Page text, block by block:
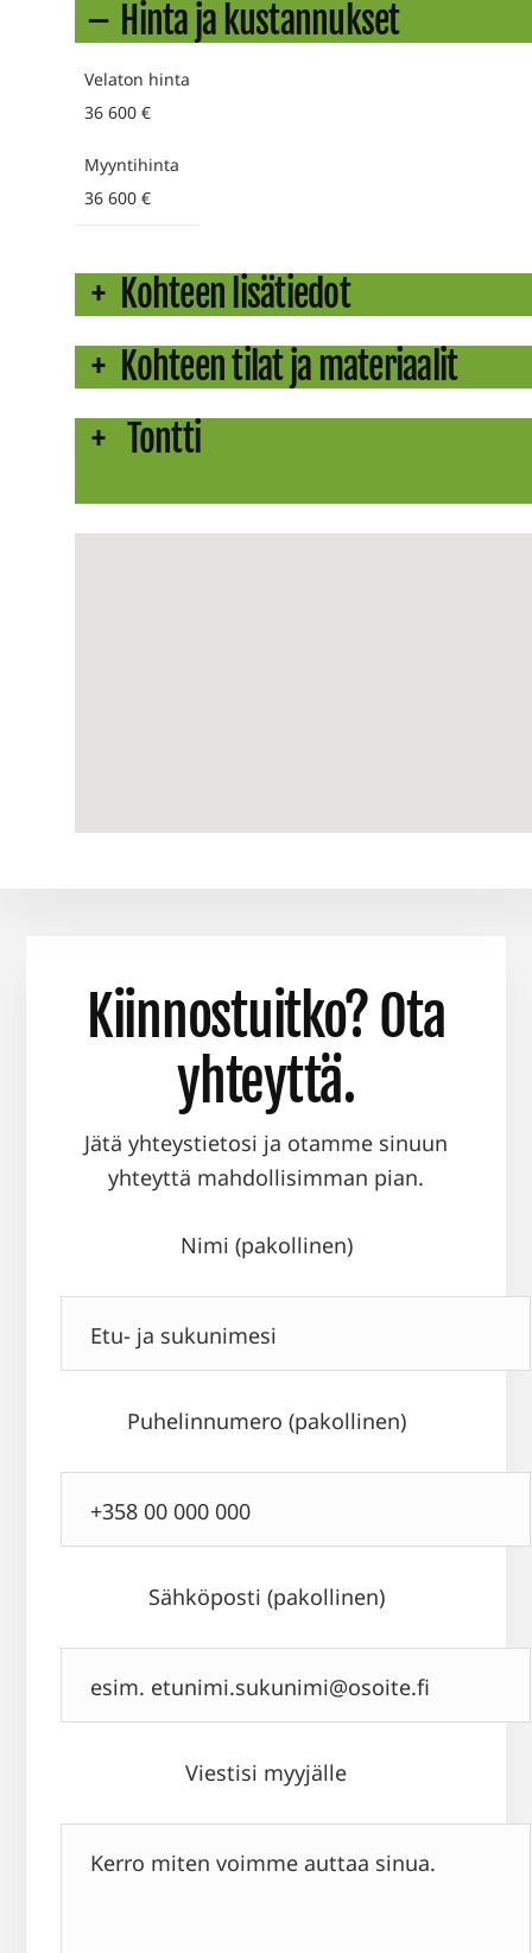
Hinta ja kustannukset
Velaton hinta
36 600 €
Myyntihinta
36 600 €
Kohteen lisätiedot
Kohteen tilat ja materiaalit
Tontti
Kiinnostuitko? Ota
yhteyttä.
Jätä yhteystietosi ja otamme sinuun
yhteyttä mahdollisimman pian.
Nimi (pakollinen)
Puhelinnumero (pakollinen)
Sähköposti (pakollinen)
Viestisi myyjälle